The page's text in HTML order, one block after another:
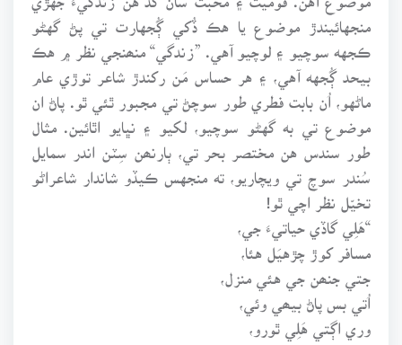
منجهائيندڙ موضوع يا هڪ ڏُکي ڳُجهارت تي پڻ گهڻو
ڪجهه سوچيو ۽ لوچيو آهي. ”زندگي“ منھنجي نظر ۾ هڪ
بيحد ڳُجهه آهي، ۽ هر حساس مَن رکندڙ شاعر توڙي عام
ماڻهو، اُن بابت فطري طور سوچڻ تي مجبور ٿئي ٿو. پاڻ ان
موضوع تي به گهڻو سوچيو، لکيو ۽ نڀايو اٿائين. مثال
طور سندس هن مختصر بحر تي، ٻارنھن سِٽن اندر سمايل
سُندر سوچ تي ويچاريو، ته منجهس ڪيڏو شاندار شاعراڻو
تخيّل نظر اچي ٿو!
“هَلِي گاڏي حياتيءَ جي،
مسافر کوڙ چڙهيَل هئا،
جتي جنھن جي هئي منزل،
اُتي بس پاڻ بيھي وئي،
وري اڳتي هَلِي ٿورو،